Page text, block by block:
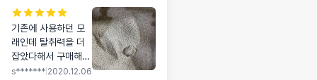
기존에 사용하던 모
래인데 탈취력을 더
잡았다해서 구매해봤
어용! 기존 모래랑 반
s******* 2020.12.06